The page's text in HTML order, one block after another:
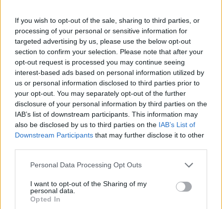
If you wish to opt-out of the sale, sharing to third parties, or
processing of your personal or sensitive information for
targeted advertising by us, please use the below opt-out
section to confirm your selection. Please note that after your
opt-out request is processed you may continue seeing
interest-based ads based on personal information utilized by
us or personal information disclosed to third parties prior to
your opt-out. You may separately opt-out of the further
disclosure of your personal information by third parties on the
IAB’s list of downstream participants. This information may
also be disclosed by us to third parties on the IAB’s List of
Downstream Participants that may further disclose it to other
Please note that this website/app uses one or more Google
not limited to your visit or usage behaviour. You may click to
grant or deny consent to Google and its third-party tags to
use your data for below specified purposes in below Google
Personal Data Processing Opt Outs
I want to opt-out of the Sharing of my
personal data.
Opted In
ΟΙΚΟΝΟΜΊΑ
Ο «χάρτης» πληρωμών από τον e-ΕΦΚΑ και τη ΔΥΠΑ
έως τις 14 Αυγούστου
ΑΝΑΡΤΗΘΗΚΕ ΑΠΟΕΛΕΑΝΑ ΖΑΜΠΑΡΑ 8 ΑΥΓΟΎΣΤΟΥ 2026